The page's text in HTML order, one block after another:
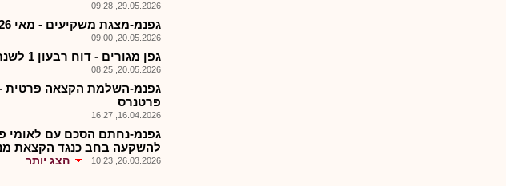
29.05.2026, 09:28
גפנמ-מצגת משקיעים - מאי 2026
20.05.2026, 09:00
גפן מגורים - דוח רבעון 1 לשנת 2026
20.05.2026, 08:25
גפנמ-השלמת הקצאה פרטית
פרטנרס
16.04.2026, 16:27
גפנמ-נחתם הסכם עם לאומי
להשקעה בחב כנגד הקצאת
26.03.2026, 10:23 הצג יותר